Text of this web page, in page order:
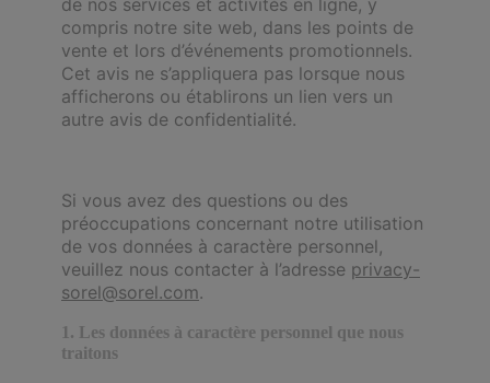
compris notre site web, dans les points de
vente et lors d’événements promotionnels.
Cet avis ne s’appliquera pas lorsque nous
afficherons ou établirons un lien vers un
autre avis de confidentialité.
Si vous avez des questions ou des
préoccupations concernant notre utilisation
de vos données à caractère personnel,
veuillez nous contacter à l’adresse privacy-
sorel@sorel.com.
1. Les données à caractère personnel que nous
traitons